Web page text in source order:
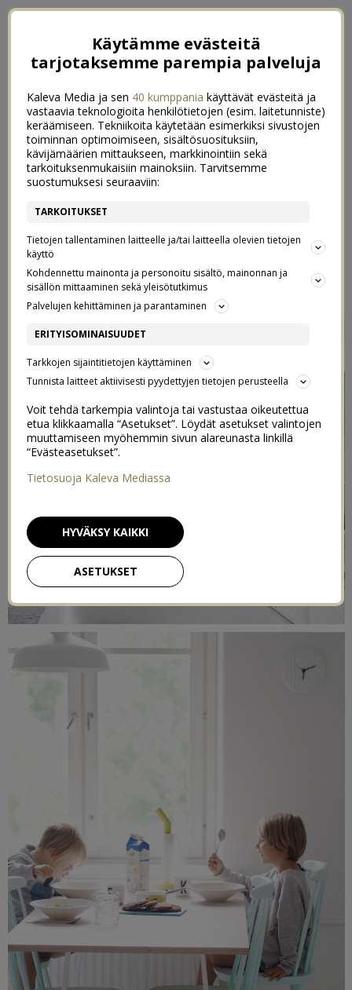
MEIDÄN KOTI – KEITTIÖ
Käytämme evästeitä
tarjotaksemme parempia palveluja
Kaleva Media ja sen 40 kumppania käyttävät evästeitä ja
vastaavia teknologioita henkilötietojen (esim. laitetunniste)
keräämiseen. Tekniikoita käytetään esimerkiksi sivustojen
toiminnan optimoimiseen, sisältösuosituksiin,
kävijämäärien mittaukseen, markkinointiin sekä
tarkoituksenmukaisiin mainoksiin. Tarvitsemme
suostumuksesi seuraaviin:
TARKOITUKSET
Tietojen tallentaminen laitteelle ja/tai laitteella olevien tietojen
käyttö
Kohdennettu mainonta ja personoitu sisältö, mainonnan ja
sisällön mittaaminen sekä yleisötutkimus
Palvelujen kehittäminen ja parantaminen
ERITYISOMINAISUUDET
Tarkkojen sijaintitietojen käyttäminen
Tunnista laitteet aktiivisesti pyydettyjen tietojen perusteella
Voit tehdä tarkempia valintoja tai vastustaa oikeutettua
etua klikkaamalla “Asetukset”. Löydät asetukset valintojen
muuttamiseen myöhemmin sivun alareunasta linkillä
“Evästeasetukset”.
Tietosuoja Kaleva Mediassa
ASETUKSET
HYVÄKSY KAIKKI